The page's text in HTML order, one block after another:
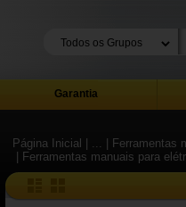
Garantia
Página Inicial | ...
|
| Ferramentas manuais para